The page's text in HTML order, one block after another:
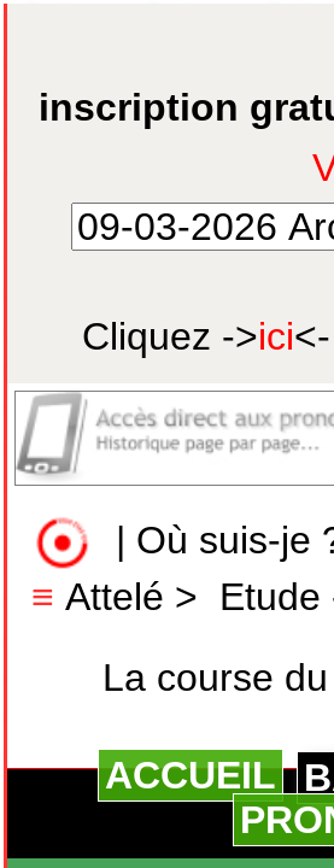
inscription
Cliquez ->ici
Où suis-je
≡Attelé > Etude
La course
ACCUEIL